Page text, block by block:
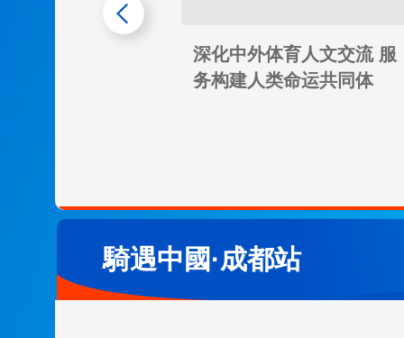
深化中外体育人文交流 服
务构建人类命运共同体
騎遇中國·成都站